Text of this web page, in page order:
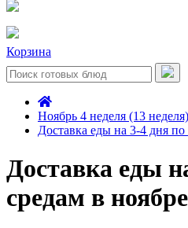
Корзина
Ноябрь 4 неделя (13 неделя)
Доставка еды на 3-4 дня по
Доставка еды
средам в ноябре